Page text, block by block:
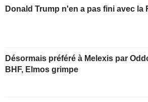
Donald Trump n'en a pas fini avec la
Désormais préféré à Melexis par
BHF, Elmos grimpe